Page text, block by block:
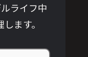
ライフ中
ます。